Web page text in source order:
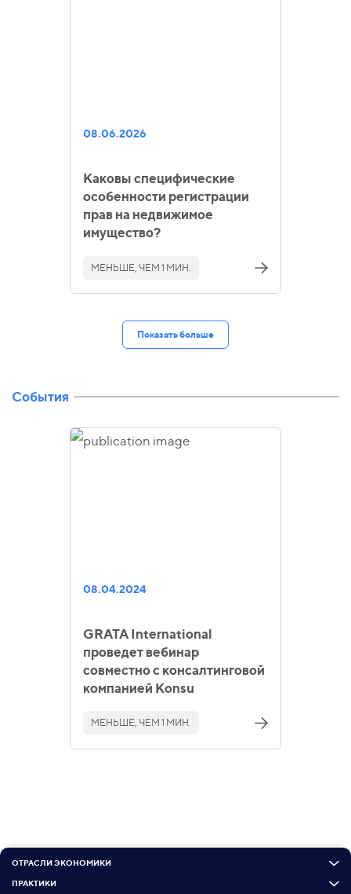
08.06.2026
Каковы специфические
особенности регистрации
прав на недвижимое
имущество?
МЕНЬШЕ, ЧЕМ 1 МИН.
Показать больше
События
08.04.2024
GRATA International
проведет вебинар
совместно с консалтинговой
компанией Konsu
МЕНЬШЕ, ЧЕМ 1 МИН.
ОТРАСЛИ ЭКОНОМИКИ
ПРАКТИКИ